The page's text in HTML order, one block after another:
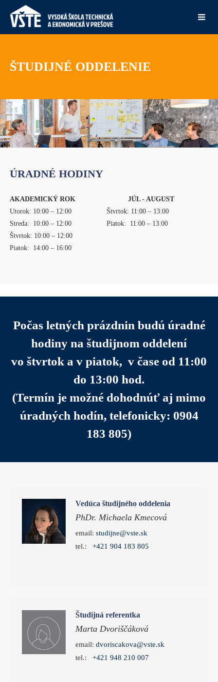
ŠTUDIJNÉ ODDELENIE
ÚRADNÉ HODINY
AKADEMICKÝ ROK
JÚL - AUGUST
Utorok: 10:00 – 12:00 Štvrtok: 11:00 – 13:00
Streda: 10:00 – 12:00 Piatok: 11:00 – 13:00
Štvrtok: 10:00 – 12:00
Piatok: 14:00 – 16:00
Počas letných prázdnin budú úradné
hodiny na študijnom oddelení
vo štvrtok a v piatok, v čase od 11:00
do 13:00 hod.
(Termín je možné dohodnúť aj mimo
úradných hodín, telefonicky: 0904
183 805)
Vedúca študijného oddelenia
PhDr. Michaela Kmecová
email:studijne@vste.sk
tel.:+421 904 183 805
Študijná referentka
Marta Dvoriščáková
email:dvoriscakova@vste.sk
tel.:+421 948 210 007